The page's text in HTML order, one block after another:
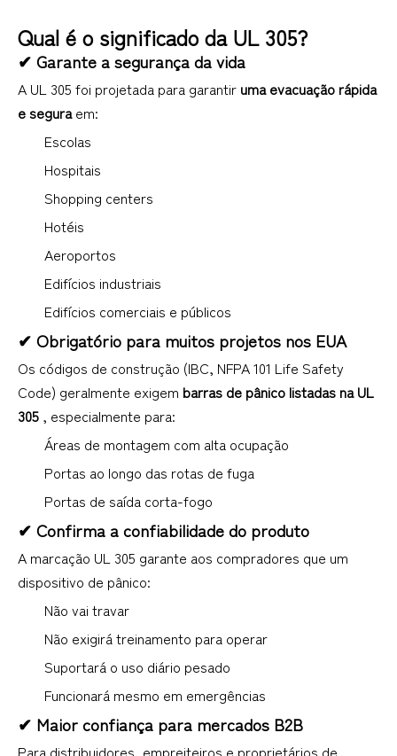
Qual é o significado da UL 305?
✔ Garante a segurança da vida
A UL 305 foi projetada para garantir uma evacuação rápida
e seguraem:
Escolas
Hospitais
Shopping centers
Hotéis
Aeroportos
Edifícios industriais
Edifícios comerciais e públicos
✔ Obrigatório para muitos projetos nos EUA
Os códigos de construção (IBC, NFPA 101 Life Safety
Code) geralmente exigem barras de pânico listadas na UL
305 , especialmente para:
Áreas de montagem com alta ocupação
Portas ao longo das rotas de fuga
Portas de saída corta-fogo
✔ Confirma a confiabilidade do produto
A marcação UL 305 garante aos compradores que um
dispositivo de pânico:
Não vai travar
Não exigirá treinamento para operar
Suportará o uso diário pesado
Funcionará mesmo em emergências
✔ Maior confiança para mercados B2B
Para distribuidores, empreiteiros e proprietários de